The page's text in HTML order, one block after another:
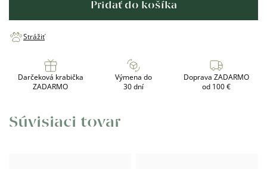
Pridať do košíka
Strážiť
Darčeková krabička
ZADARMO
Výmena do
30 dní
Doprava ZADARMO
od 100 €
Súvisiaci tovar